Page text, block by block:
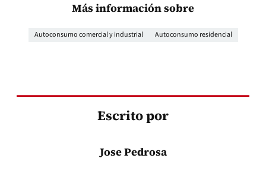
Más información sobre
Autoconsumo comercial y industrial Autoconsumo residencial
Escrito por
Jose Pedrosa